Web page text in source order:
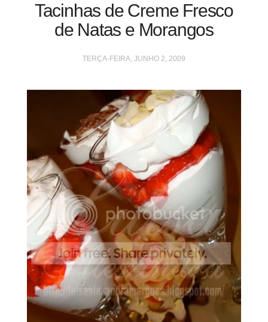
Tacinhas de Creme Fresco
de Natas e Morangos
TERÇA-FEIRA, JUNHO 2, 2009